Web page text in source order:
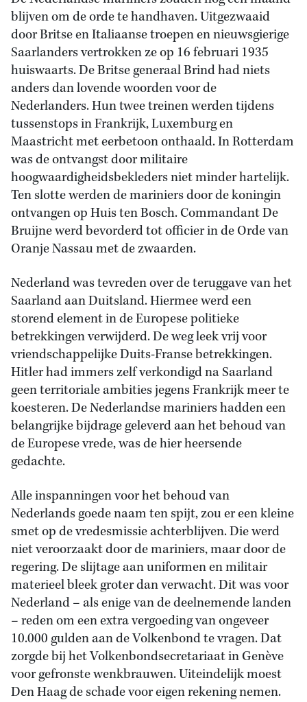
blijven om de orde te handhaven. Uitgezwaaid
door Britse en Italiaanse troepen en nieuwsgierige
Saarlanders vertrokken ze op 16 februari 1935
huiswaarts. De Britse generaal Brind had niets
anders dan lovende woorden voor de
Nederlanders. Hun twee treinen werden tijdens
tussenstops in Frankrijk, Luxemburg en
Maastricht met eerbetoon onthaald. In Rotterdam
was de ontvangst door militaire
hoogwaardigheidsbekleders niet minder hartelijk.
Ten slotte werden de mariniers door de koningin
ontvangen op Huis ten Bosch. Commandant De
Bruijne werd bevorderd tot officier in de Orde van
Oranje Nassau met de zwaarden.
Nederland was tevreden over de teruggave van het
Saarland aan Duitsland. Hiermee werd een
storend element in de Europese politieke
betrekkingen verwijderd. De weg leek vrij voor
vriendschappelijke Duits-Franse betrekkingen.
Hitler had immers zelf verkondigd na Saarland
geen territoriale ambities jegens Frankrijk meer te
koesteren. De Nederlandse mariniers hadden een
belangrijke bijdrage geleverd aan het behoud van
de Europese vrede, was de hier heersende
gedachte.
Alle inspanningen voor het behoud van
Nederlands goede naam ten spijt, zou er een kleine
smet op de vredesmissie achterblijven. Die werd
niet veroorzaakt door de mariniers, maar door de
regering. De slijtage aan uniformen en militair
materieel bleek groter dan verwacht. Dit was voor
Nederland – als enige van de deelnemende landen
– reden om een extra vergoeding van ongeveer
10.000 gulden aan de Volkenbond te vragen. Dat
zorgde bij het Volkenbondsecretariaat in Genève
voor gefronste wenkbrauwen. Uiteindelijk moest
Den Haag de schade voor eigen rekening nemen.